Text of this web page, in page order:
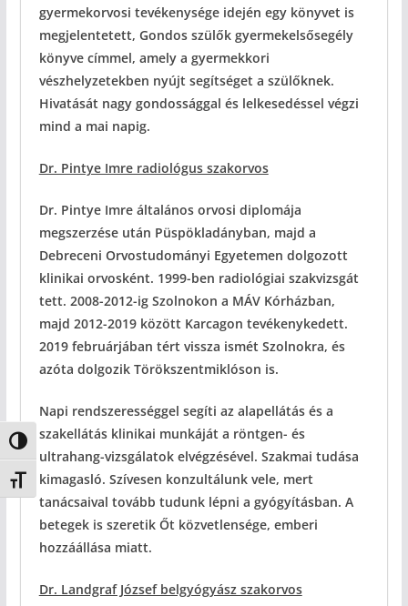
Nagy kontraszt váltása
Betűméret váltása
gyermekorvosi tevékenysége idején egy könyvet is
megjelentetett, Gondos szülők gyermekelsősegély
könyve címmel, amely a gyermekkori
vészhelyzetekben nyújt segítséget a szülőknek.
Hivatását nagy gondossággal és lelkesedéssel végzi
mind a mai napig.
Dr. Pintye Imre radiológus szakorvos
Dr. Pintye Imre általános orvosi diplomája
megszerzése után Püspökladányban, majd a
Debreceni Orvostudományi Egyetemen dolgozott
klinikai orvosként. 1999-ben radiológiai szakvizsgát
tett. 2008-2012-ig Szolnokon a MÁV Kórházban,
majd 2012-2019 között Karcagon tevékenykedett.
2019 februárjában tért vissza ismét Szolnokra, és
azóta dolgozik Törökszentmiklóson is.
Napi rendszerességgel segíti az alapellátás és a
szakellátás klinikai munkáját a röntgen- és
ultrahang-vizsgálatok elvégzésével. Szakmai tudása
kimagasló. Szívesen konzultálunk vele, mert
tanácsaival tovább tudunk lépni a gyógyításban. A
betegek is szeretik Őt közvetlensége, emberi
hozzáállása miatt.
Dr. Landgraf József belgyógyász szakorvos